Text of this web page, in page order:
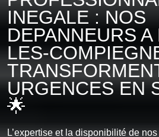
INEGALE : NOS
DEPANNEURS A
LES-
URGENCES EN
🌟
L’expertise et la disponibilité de